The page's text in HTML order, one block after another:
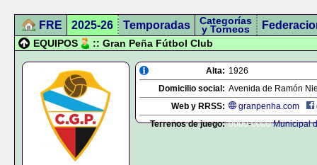
FRE 2025-26 Temporadas Categorías
y Torneos
EQUIPOS :: Gran Peña Fútbol Club
Alta: 1926
Domicilio social: Avenida de Ramón
Web y RRSS:
granpenha.com
Terrenos de juego: 0000-0000 Municipal